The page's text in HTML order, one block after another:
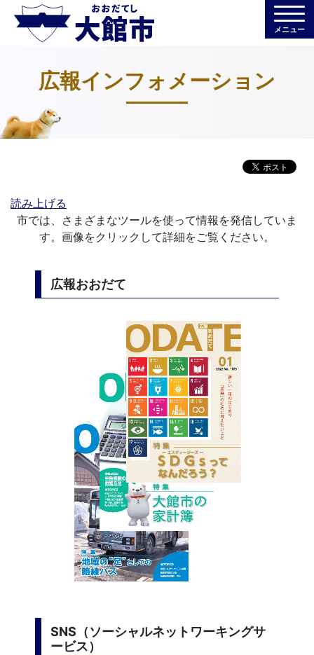
メニュー
広報インフォメーション
読み上げる
市では、さまざまなツールを使って情報を発信していま
す。画像をクリックして詳細をご覧ください。
広報おおだて
SNS（ソーシャルネットワーキングサ
ービス）